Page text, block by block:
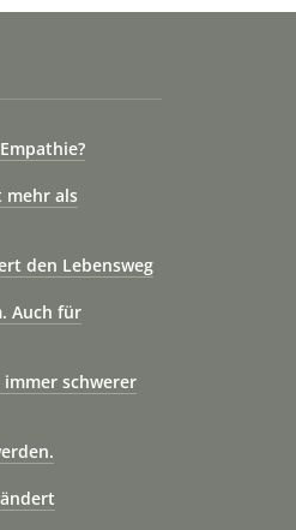
mehr als
den Lebensweg
Auch für
schwerer